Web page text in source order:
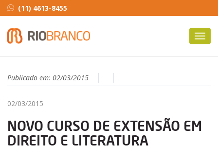
(11) 4613-8455
Publicado em: 02/03/2015
02/03/2015
NOVO CURSO DE EXTENSÃO EM
DIREITO E LITERATURA